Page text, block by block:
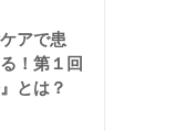
アで患
！第１回
とは？